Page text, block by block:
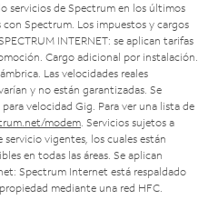
servicios de Spectrum en los últimos
Spectrum. Los impuestos y cargos
INTERNET: se aplican tarifas
Cargo adicional por instalación.
Las velocidades reales
y no están garantizadas. Se
velocidad Gig. Para ver una lista de
modem. Servicios sujetos a
vigentes, los cuales están
en todas las áreas. Se aplican
Spectrum Internet está respaldado
mediante una red HFC.